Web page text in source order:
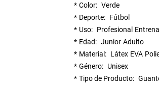
que buscan excelencia en su juego.
con los mejores guantes y
Color
Verde
Deporte
Fútbol
Uso
Profesional
Edad
Junior Adulto
Material
Látex EVA
Género
Unisex
Tipo de Producto